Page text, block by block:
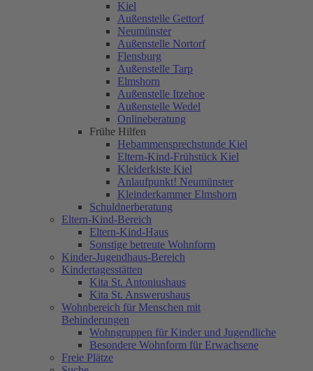
Kiel
Außenstelle Gettorf
Neumünster
Außenstelle Nortorf
Flensburg
Außenstelle Tarp
Elmshorn
Außenstelle Itzehoe
Außenstelle Wedel
Onlineberatung
Frühe Hilfen
Hebammensprechstunde Kiel
Eltern-Kind-Frühstück Kiel
Kleiderkiste Kiel
Anlaufpunkt! Neumünster
Kleinderkammer Elmshorn
Schuldnerberatung
Eltern-Kind-Bereich
Eltern-Kind-Haus
Sonstige betreute Wohnform
Kinder-Jugendhaus-Bereich
Kindertagesstätten
Kita St. Antoniushaus
Kita St. Answerushaus
Wohnbereich für Menschen mit
Behinderungen
Wohngruppen für Kinder und Jugendliche
Besondere Wohnform für Erwachsene
Freie Plätze